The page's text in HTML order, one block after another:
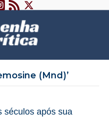
(Mnd)’
séculos após sua